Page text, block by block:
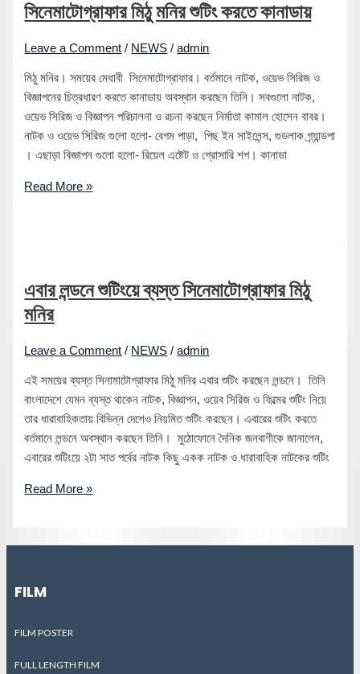
সিনেমাটোগ্রাফার মিঠু মনির শুটিং করতে কানাডায়
Leave a Comment / NEWS /admin
মিঠু মনির। সময়ের মেধাবী সিনেমাটোগ্রাফার। বর্তমানে নাটক, ওয়েভ সিরিজ ও
বিজ্ঞাপনের চিত্রধারণ করতে কানাডায় অবস্থান করছেন তিনি। সবগুলো নাটক,
ওয়েভ সিরিজ ও বিজ্ঞাপন পরিচালনা ও রচনা করছেন নির্মাতা কামাল হোসেন বাবর।
নাটক ও ওয়েভ সিরিজ গুলো হলো- বেগম পাড়া, পিছ ইন সাইলেন্স, গুডলাক গ্র্যান্ডপা
। এছাড়া বিজ্ঞাপন গুলো হলো- রিয়েল এষ্টেট ও গ্রোসারি শপ। কানাডা
Read More »
এবার লন্ডনে শুটিংয়ে ব্যস্ত সিনেমাটোগ্রাফার মিঠু
মনির
Leave a Comment / NEWS /admin
এই সময়ের ব্যস্ত সিনামাটোগ্রাফার মিঠু মনির এবার শুটিং করছেন লন্ডনে। তিনি
বাংলাদেশে যেমন ব্যস্ত থাকেন নাটক, বিজ্ঞাপন, ওয়েব সিরিজ ও ফিল্মের শুটিং নিয়ে
তার ধারাবাহিকতায় বিভিন্ন দেশেও নিয়মিত শুটিং করছেন। এবারের শুটিং করতে
বর্তমানে লন্ডনে অবস্থান করছেন তিনি। মুঠোফোনে দৈনিক জনবাণীকে জানালেন,
এবারের শুটিংয়ে ২টা সাত পর্বের নাটক কিছু একক নাটক ও ধারাবাহিক নাটকের শুটিং
Read More »
FILM
FILM POSTER
FULL LENGTH FILM